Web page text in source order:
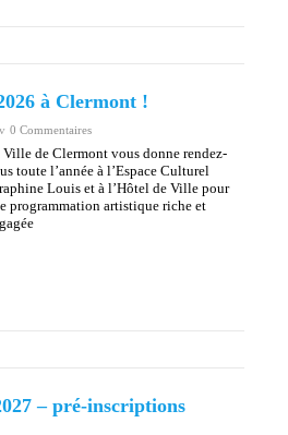
à Clermont !
0 Commentaires
Ville de Clermont vous donne rendez-
toute l’année à l’Espace Culturel
Louis et à l’Hôtel de Ville pour
programmation artistique riche et
– pré-inscriptions